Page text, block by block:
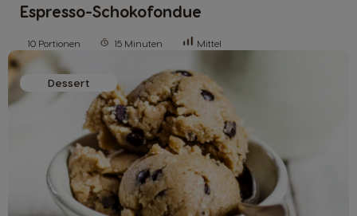
Espresso-Schokofondue
10 Portionen 15 Minuten Mittel
Dessert